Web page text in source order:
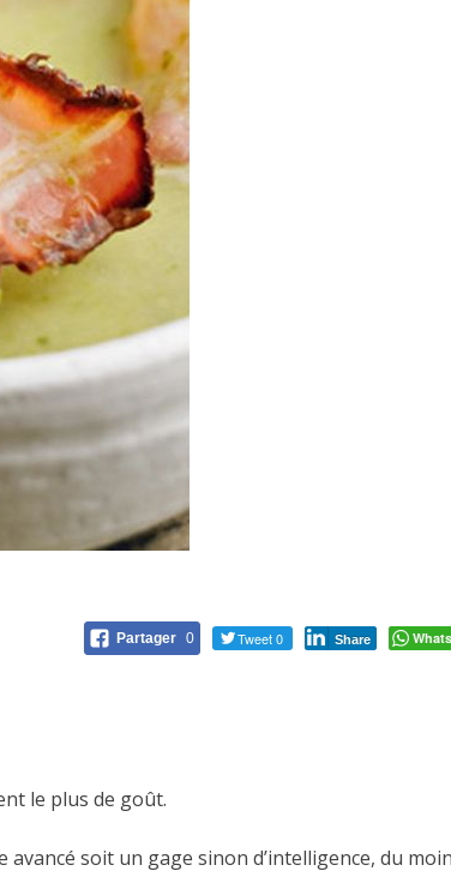
Partager 0 Tweet 0 Share
le plus de goût.
soit un gage sinon d’intelligence, du